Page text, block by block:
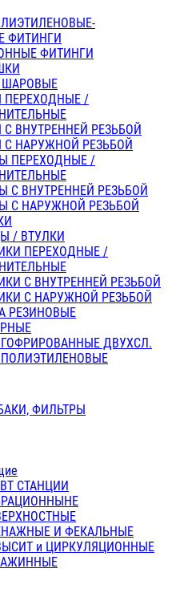
ФИТИНГИ
ФИТИНГИ
ШАРОВЫЕ
ПЕРЕХОДНЫЕ /
ВНУТРЕННЕЙ РЕЗЬБОЙ
НАРУЖНОЙ РЕЗЬБОЙ
ПЕРЕХОДНЫЕ /
С ВНУТРЕННЕЙ РЕЗЬБОЙ
С НАРУЖНОЙ РЕЗЬБОЙ
/ ВТУЛКИ
ПЕРЕХОДНЫЕ /
С ВНУТРЕННЕЙ РЕЗЬБОЙ
С НАРУЖНОЙ РЕЗЬБОЙ
РЕЗИНОВЫЕ
ДВУХСЛ.
ФИЛЬТРЫ
СТАНЦИИ
И ФЕКАЛЬНЫЕ
и ЦИРКУЛЯЦИОННЫЕ